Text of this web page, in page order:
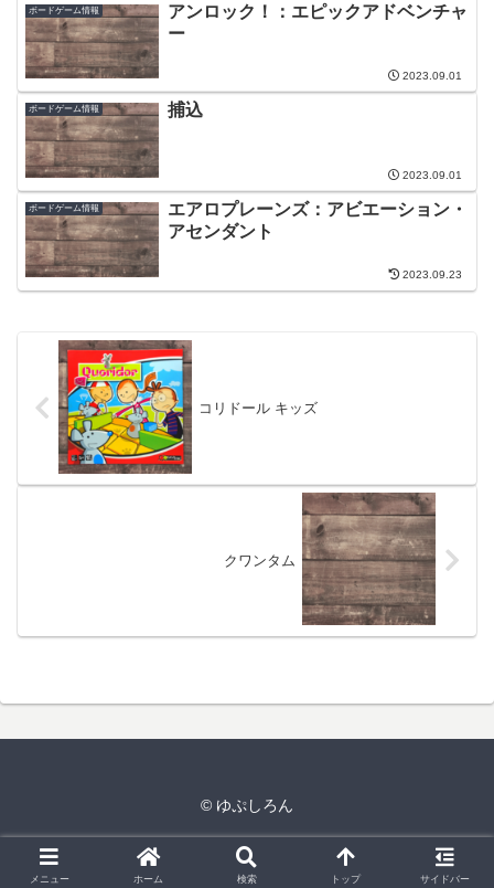
ボードゲーム情報
アンロック！：エピックアドベンチャ
ー
2023.09.01
ボードゲーム情報 捕込
2023.09.01
ボードゲーム情報
エアロプレーンズ：アビエーション・
アセンダント
2023.09.23
コリドール キッズ
クワンタム
© ゆぷしろん
メニュー ホーム 検索 トップ サイドバー